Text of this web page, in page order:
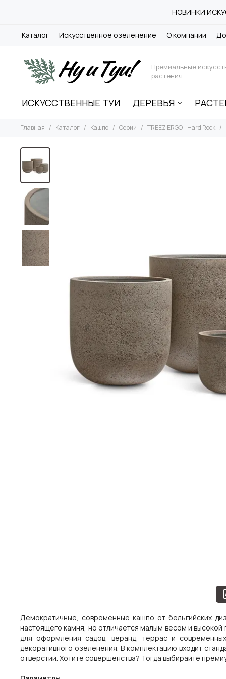
НОВИНКИ
Каталог Искусственное озеленение О компании
Премиальные
растения
ИСКУССТВЕННЫЕ ТУИ ДЕРЕВЬЯ
Главная Каталог Кашпо Серии TREEZ ERGO - Hard Rock
Демократичные, современные кашпо от бельгийских
настоящего камня, но отличается малым весом и
для оформления садов, веранд, террас и
декоративного озеленения. В комплектацию входит
отверстий. Хотите совершенства? Тогда выбирайте